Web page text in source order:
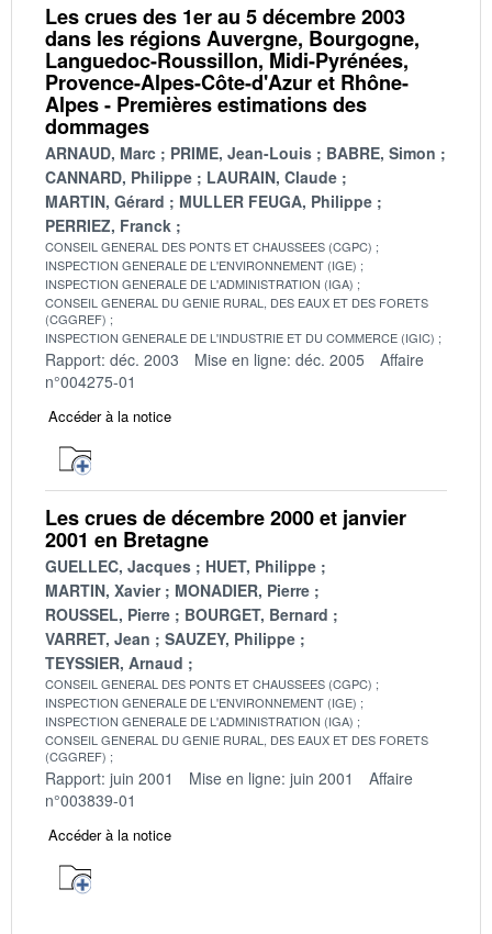
Les crues des 1er au 5 décembre 2003
dans les régions Auvergne, Bourgogne,
Languedoc-Roussillon, Midi-Pyrénées,
Provence-Alpes-Côte-d'Azur et Rhône-
Alpes - Premières estimations des
dommages
ARNAUD, Marc PRIME, Jean-Louis
BABRE, Simon
CANNARD, Philippe
LAURAIN, Claude
MARTIN, Gérard
MULLER FEUGA, Philippe
PERRIEZ, Franck
CONSEIL GENERAL DES PONTS ET CHAUSSEES (CGPC)
INSPECTION GENERALE DE L'ENVIRONNEMENT (IGE)
INSPECTION GENERALE DE L'ADMINISTRATION (IGA)
CONSEIL GENERAL DU GENIE RURAL, DES EAUX ET DES FORETS
(CGGREF)
INSPECTION GENERALE DE L'INDUSTRIE ET DU COMMERCE (IGIC)
Rapport: déc. 2003 Mise en ligne: déc. 2005
Affaire
n°004275-01
Accéder à la notice
Les crues de décembre 2000 et janvier
2001 en Bretagne
GUELLEC, Jacques
HUET, Philippe
MARTIN, Xavier
MONADIER, Pierre
ROUSSEL, Pierre
BOURGET, Bernard
VARRET, Jean
SAUZEY, Philippe
TEYSSIER, Arnaud
CONSEIL GENERAL DES PONTS ET CHAUSSEES (CGPC)
INSPECTION GENERALE DE L'ENVIRONNEMENT (IGE)
INSPECTION GENERALE DE L'ADMINISTRATION (IGA)
CONSEIL GENERAL DU GENIE RURAL, DES EAUX ET DES FORETS
(CGGREF)
Rapport: juin 2001 Mise en ligne: juin 2001
Affaire
n°003839-01
Accéder à la notice